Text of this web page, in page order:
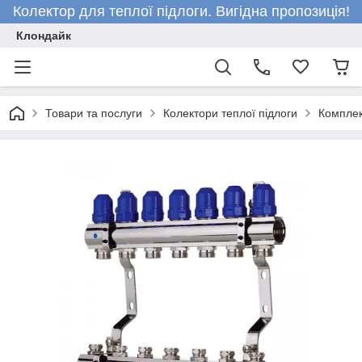
Колектор для теплої підлоги. Вигідна пропозиція!
Клондайк
Товари та послуги Колектори теплої підлоги